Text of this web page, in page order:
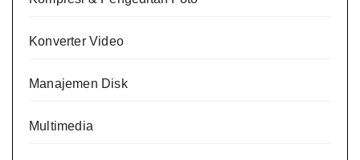
Konverter Video
Manajemen Disk
Multimedia